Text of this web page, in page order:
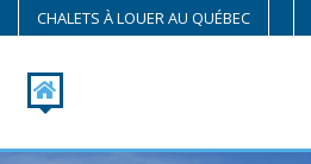
CHALETS À LOUER AU QUÉBEC